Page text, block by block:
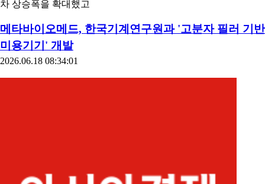
차 상승폭을 확대했고
메타바이오메드, 한국기계연구원과 '고분자 필러 기반
미용기기' 개발
2026.06.18 08:34:01